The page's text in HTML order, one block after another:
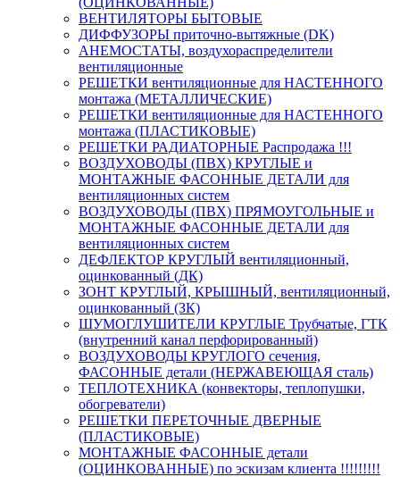
ВЕНТИЛЯТОРЫ БЫТОВЫЕ
ДИФФУЗОРЫ приточно-вытяжные (DK)
АНЕМОСТАТЫ, воздухораспределители
вентиляционные
РЕШЕТКИ вентиляционные для НАСТЕННОГО
монтажа (МЕТАЛЛИЧЕСКИЕ)
РЕШЕТКИ вентиляционные для НАСТЕННОГО
монтажа (ПЛАСТИКОВЫЕ)
РЕШЕТКИ РАДИАТОРНЫЕ Распродажа !!!
ВОЗДУХОВОДЫ (ПВХ) КРУГЛЫЕ и
МОНТАЖНЫЕ ФАСОННЫЕ ДЕТАЛИ для
вентиляционных систем
ВОЗДУХОВОДЫ (ПВХ) ПРЯМОУГОЛЬНЫЕ и
МОНТАЖНЫЕ ФАСОННЫЕ ДЕТАЛИ для
вентиляционных систем
ДЕФЛЕКТОР КРУГЛЫЙ вентиляционный,
оцинкованный (ДК)
ЗОНТ КРУГЛЫЙ, КРЫШНЫЙ, вентиляционный,
оцинкованный (ЗК)
ШУМОГЛУШИТЕЛИ КРУГЛЫЕ Трубчатые, ГТК
(внутренний канал перфорированный)
ВОЗДУХОВОДЫ КРУГЛОГО сечения,
ФАСОННЫЕ детали (НЕРЖАВЕЮЩАЯ сталь)
ТЕПЛОТЕХНИКА (конвекторы, теплопушки,
обогреватели)
РЕШЕТКИ ПЕРЕТОЧНЫЕ ДВЕРНЫЕ
(ПЛАСТИКОВЫЕ)
МОНТАЖНЫЕ ФАСОННЫЕ детали
(ОЦИНКОВАННЫЕ) по эскизам клиента !!!!!!!!!